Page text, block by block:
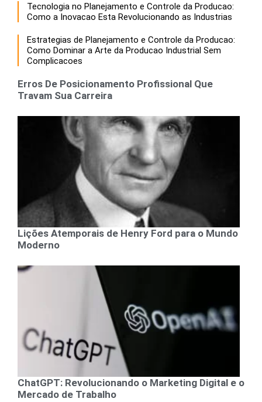
Tecnologia no Planejamento e Controle da Producao:
Como a Inovacao Esta Revolucionando as Industrias
Estrategias de Planejamento e Controle da Producao:
Como Dominar a Arte da Producao Industrial Sem
Complicacoes
Erros De Posicionamento Profissional Que
Travam Sua Carreira
Lições Atemporais de Henry Ford para o Mundo
Moderno
ChatGPT: Revolucionando o Marketing Digital e o
Mercado de Trabalho